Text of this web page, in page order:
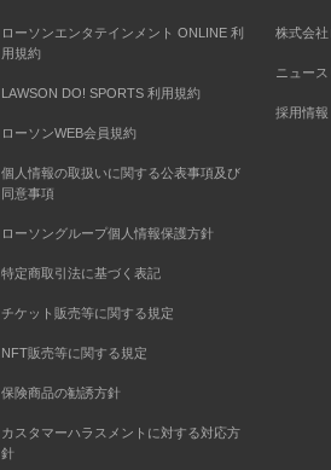
ローソンエンタテインメント ONLINE 利
用規約
LAWSON DO! SPORTS 利用規約
ローソンWEB会員規約
個人情報の取扱いに関する公表事項及び
同意事項
ローソングループ個人情報保護方針
特定商取引法に基づく表記
チケット販売等に関する規定
NFT販売等に関する規定
保険商品の勧誘方針
カスタマーハラスメントに対する対応方
針
株式会社
ニュー
採用情報